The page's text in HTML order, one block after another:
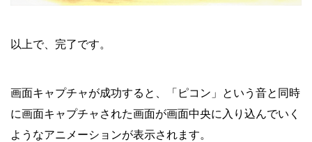
以上で、完了です。
画面キャプチャが成功すると、「ピコン」という音と同時
に画面キャプチャされた画面が画面中央に入り込んでいく
ようなアニメーションが表示されます。